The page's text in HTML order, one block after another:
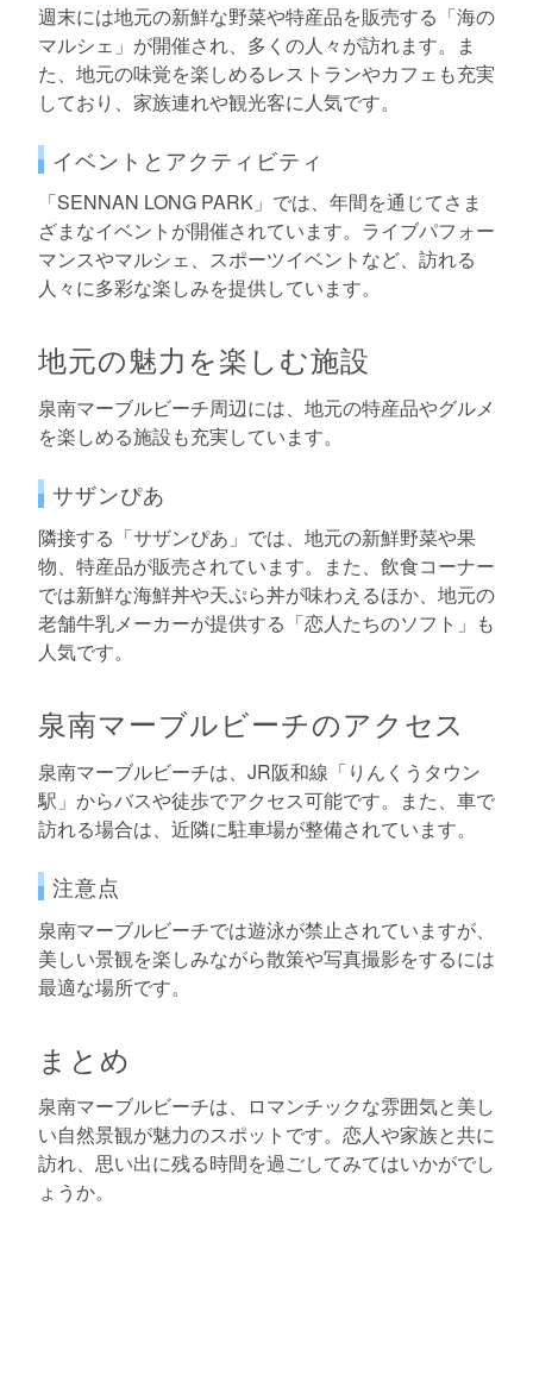
週末には地元の新鮮な野菜や特産品を販売する「海の
マルシェ」が開催され、多くの人々が訪れます。ま
た、地元の味覚を楽しめるレストランやカフェも充実
しており、家族連れや観光客に人気です。
イベントとアクティビティ
「SENNAN LONG PARK」では、年間を通じてさま
ざまなイベントが開催されています。ライブパフォー
マンスやマルシェ、スポーツイベントなど、訪れる
人々に多彩な楽しみを提供しています。
地元の魅力を楽しむ施設
泉南マーブルビーチ周辺には、地元の特産品やグルメ
を楽しめる施設も充実しています。
サザンぴあ
隣接する「サザンぴあ」では、地元の新鮮野菜や果
物、特産品が販売されています。また、飲食コーナー
では新鮮な海鮮丼や天ぷら丼が味わえるほか、地元の
老舗牛乳メーカーが提供する「恋人たちのソフト」も
人気です。
泉南マーブルビーチのアクセス
泉南マーブルビーチは、JR阪和線「りんくうタウン
駅」からバスや徒歩でアクセス可能です。また、車で
訪れる場合は、近隣に駐車場が整備されています。
注意点
泉南マーブルビーチでは遊泳が禁止されていますが、
美しい景観を楽しみながら散策や写真撮影をするには
最適な場所です。
まとめ
泉南マーブルビーチは、ロマンチックな雰囲気と美し
い自然景観が魅力のスポットです。恋人や家族と共に
訪れ、思い出に残る時間を過ごしてみてはいかがでし
ょうか。